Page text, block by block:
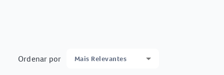
Ordenar por Mais Relevantes